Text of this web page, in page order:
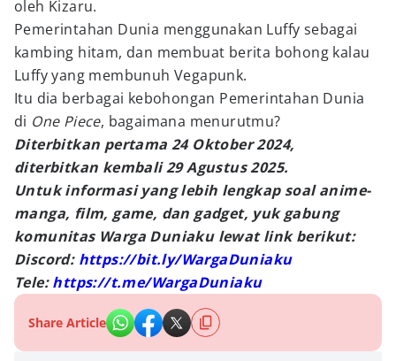
oleh Kizaru.
Pemerintahan Dunia menggunakan Luffy sebagai
kambing hitam, dan membuat berita bohong kalau
Luffy yang membunuh Vegapunk.
Itu dia berbagai kebohongan Pemerintahan Dunia
di One Piece, bagaimana menurutmu?
Diterbitkan pertama 24 Oktober 2024,
diterbitkan kembali 29 Agustus 2025.
Untuk informasi yang lebih lengkap soal anime-
manga, film, game, dan gadget, yuk gabung
komunitas Warga Duniaku lewat link berikut:
Discord: https://bit.ly/WargaDuniaku
Tele:https://t.me/WargaDuniaku
Share Article